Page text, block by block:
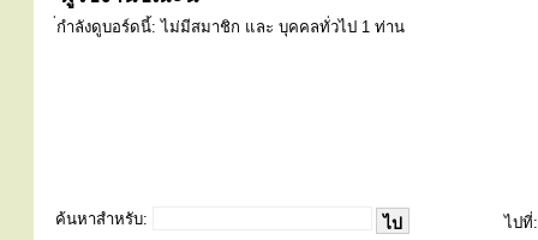
่กำลังดูบอร์ดนี้: ไม่มีสมาชิก และ บุคคลทั่วไป 1 ท่าน
ค้นหาสำหรับ: ไปที่: